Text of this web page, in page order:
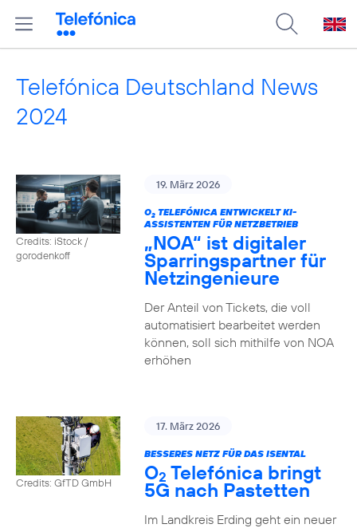
Telefónica Deutschland News
2024
Credits: iStock /
gorodenkoff
19. März 2026
O2TELEFÓNICA ENTWICKELT KI-
ASSISTENTEN FÜR NETZBETRIEB
„NOA“ ist digitaler
Sparringspartner für
Netzingenieure
Der Anteil von Tickets, die voll
automatisiert bearbeitet werden
können, soll sich mithilfe von NOA
erhöhen
Credits: GfTD GmbH
17. März 2026
BESSERES NETZ FÜR DAS ISENTAL
O2 Telefónica bringt
5G nach Pastetten
Im Landkreis Erding geht ein neuer